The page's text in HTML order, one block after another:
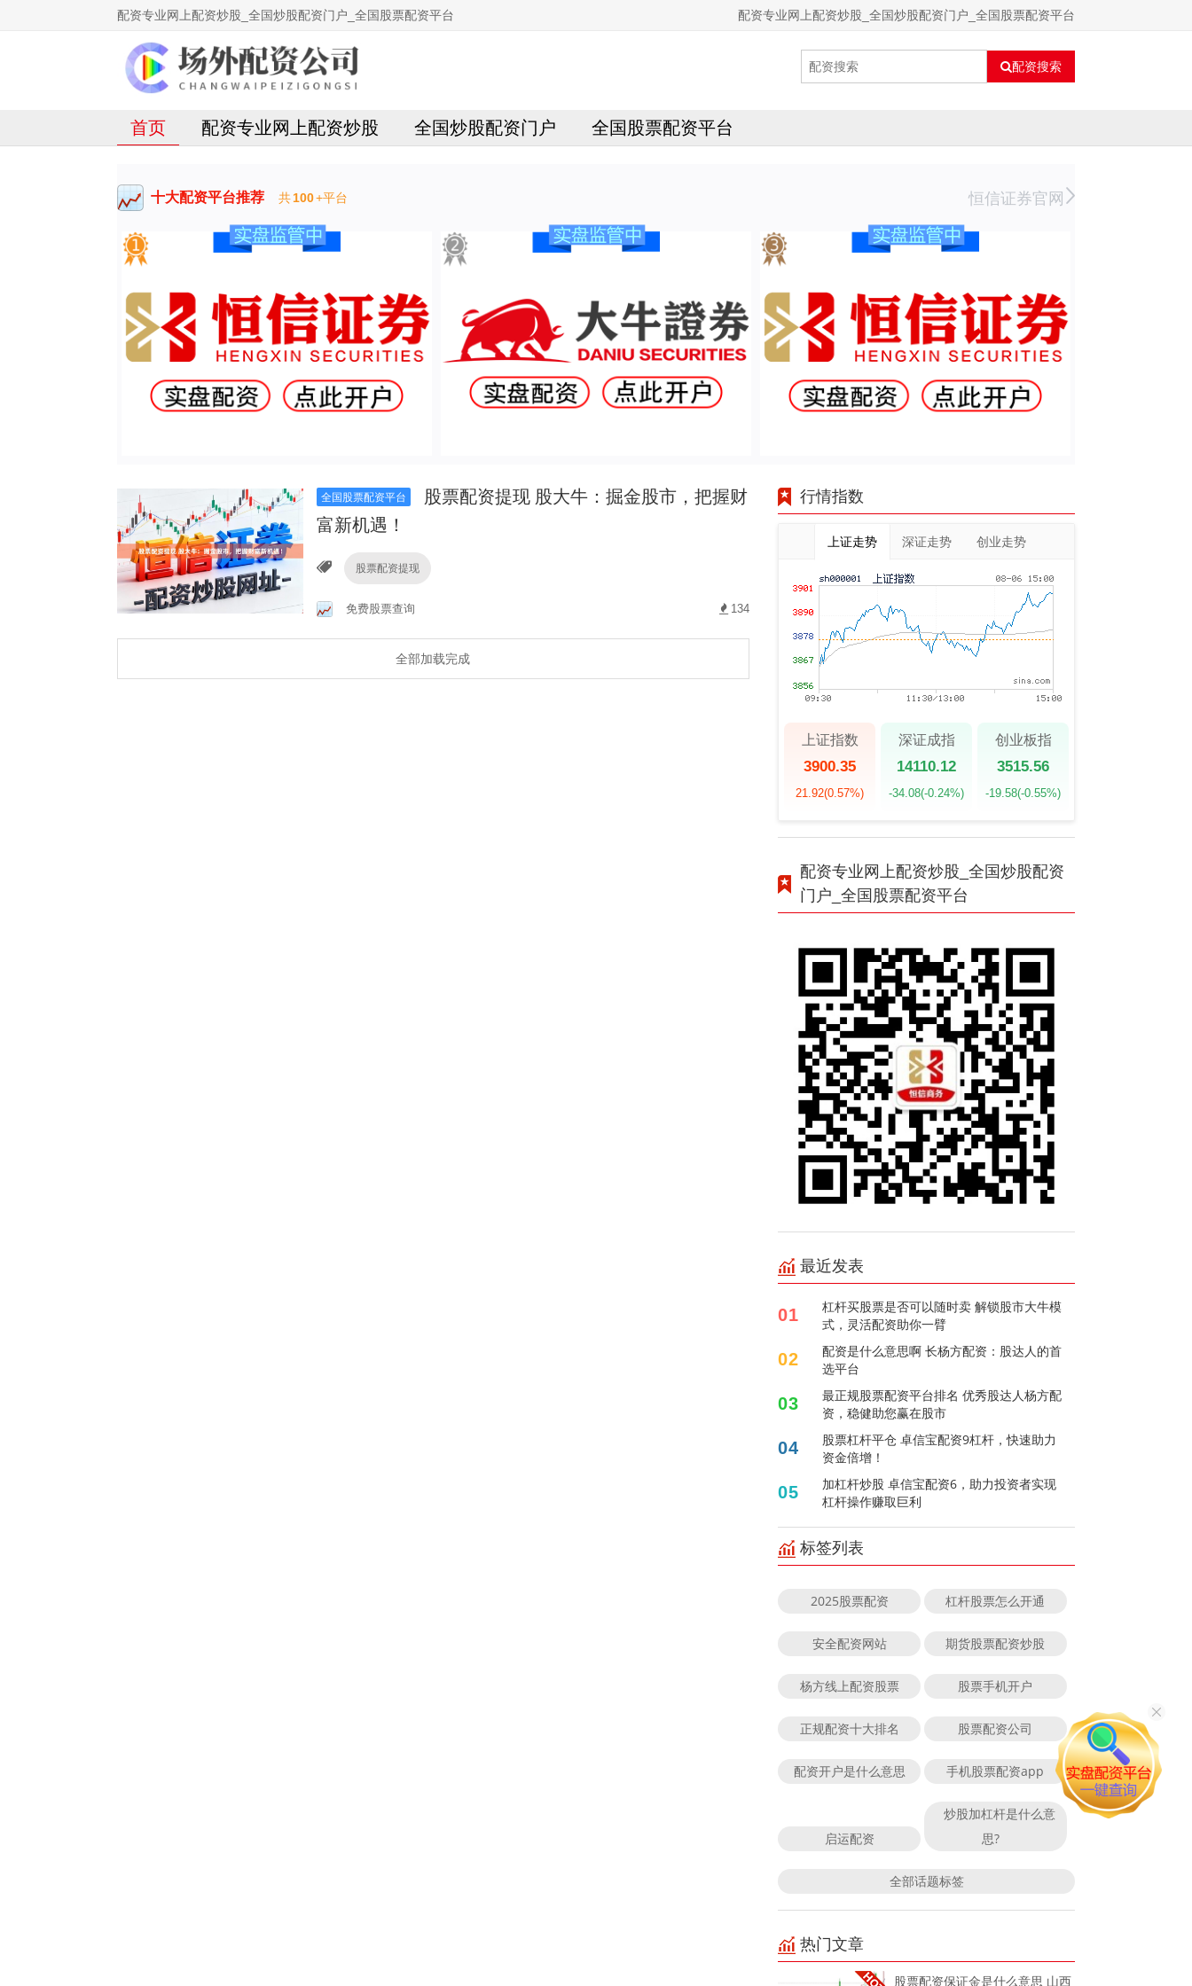
配资专业网上配资炒股_全国炒股配资门户_全国股票配资平台 配资专业网上配资炒股_全国炒股配资门户_全国股票配资平台
配资搜索
首页 配资专业网上配资炒股 全国炒股配资门户 全国股票配资平台
十大配资平台推荐 共100+平台 恒信证券官网
全国股票配资平台
股票配资提现 股大牛：掘金股市，把握财
富新机遇！
股票配资提现
免费股票查询 134
全部加载完成
行情指数
上证走势 深证走势 创业走势
上证指数
3900.35
21.92(0.57%)
深证成指
14110.12
-34.08(-0.24%)
创业板指
3515.56
-19.58(-0.55%)
配资专业网上配资炒股_全国炒股配资
门户_全国股票配资平台
最近发表
01
杠杆买股票是否可以随时卖 解锁股市大牛模
式，灵活配资助你一臂
02
配资是什么意思啊 长杨方配资：股达人的首
选平台
03
最正规股票配资平台排名 优秀股达人杨方配
资，稳健助您赢在股市
04
股票杠杆平仓 卓信宝配资9杠杆，快速助力
资金倍增！
05
加杠杆炒股 卓信宝配资6，助力投资者实现
杠杆操作赚取巨利
标签列表
2025股票配资 杠杆股票怎么开通
安全配资网站 期货股票配资炒股
杨方线上配资股票 股票手机开户
正规配资十大排名 股票配资公司
配资开户是什么意思 手机股票配资app
启运配资
炒股加杠杆是什么意
思?
全部话题标签
热门文章
股票配资保证金是什么意思 山西